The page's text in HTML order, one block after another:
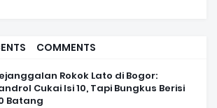
COMMENTS
Rokok Lato di Bogor:
Cukai Isi 10, Tapi Bungkus Berisi
Batang